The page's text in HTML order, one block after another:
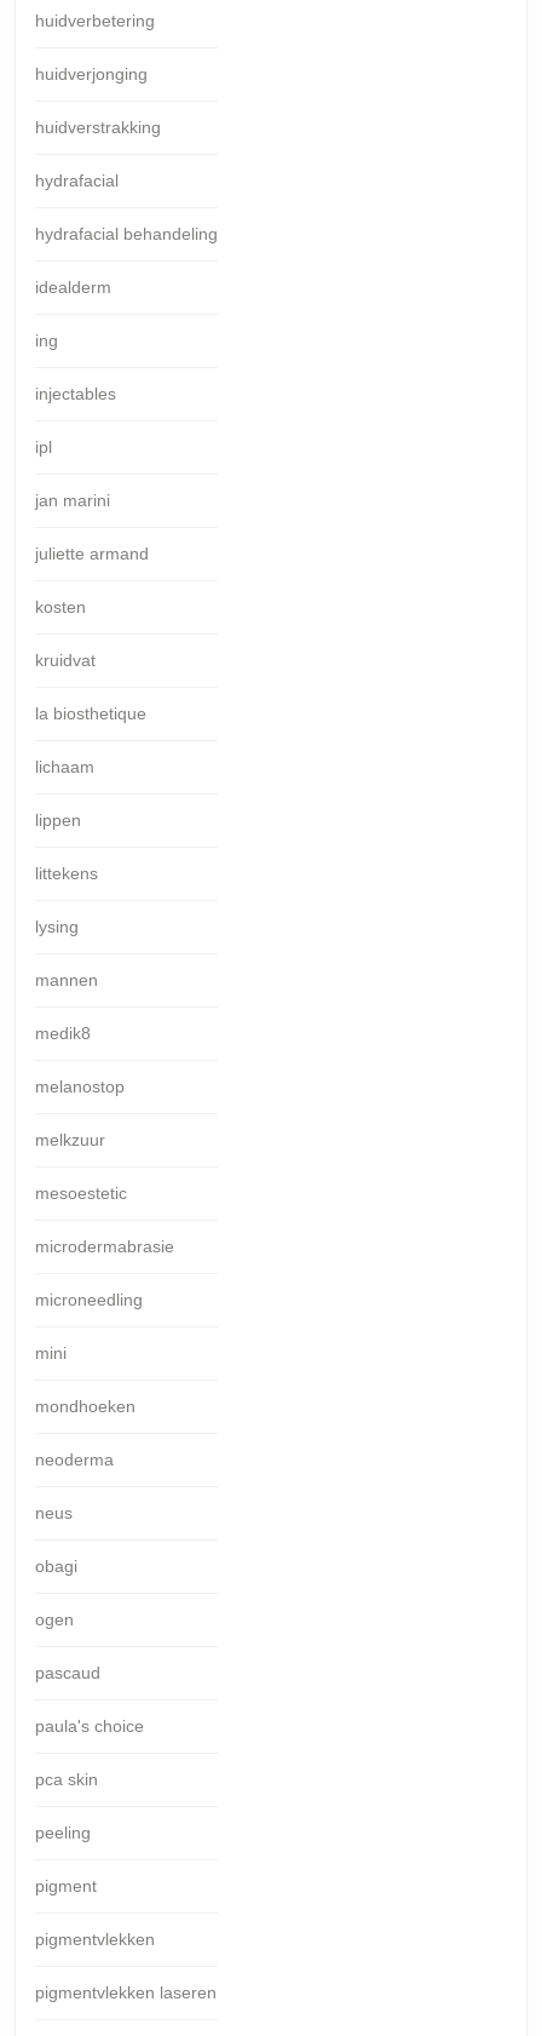
huidverbetering
huidverjonging
huidverstrakking
hydrafacial
hydrafacial behandeling
idealderm
ing
injectables
ipl
jan marini
juliette armand
kosten
kruidvat
la biosthetique
lichaam
lippen
littekens
lysing
mannen
medik8
melanostop
melkzuur
mesoestetic
microdermabrasie
microneedling
mini
mondhoeken
neoderma
neus
obagi
ogen
pascaud
paula's choice
pca skin
peeling
pigment
pigmentvlekken
pigmentvlekken laseren